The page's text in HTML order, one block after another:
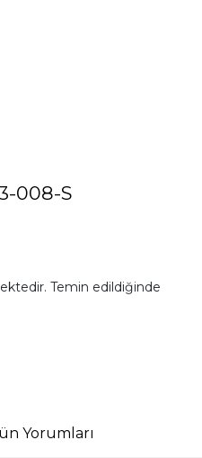
008-S
Temin edildiğinde
Yorumları